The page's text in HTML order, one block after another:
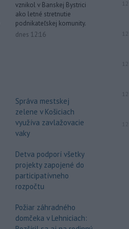
vznikol v Banskej Bystrici
ako letné stretnutie
podnikateľskej komunity.
dnes 12:16
Správa mestskej
zelene v Košiciach
využíva zavlažovacie
vaky
Detva podporí všetky
projekty zapojené do
participatívneho
rozpočtu
Požiar záhradného
domčeka v Lehniciach: